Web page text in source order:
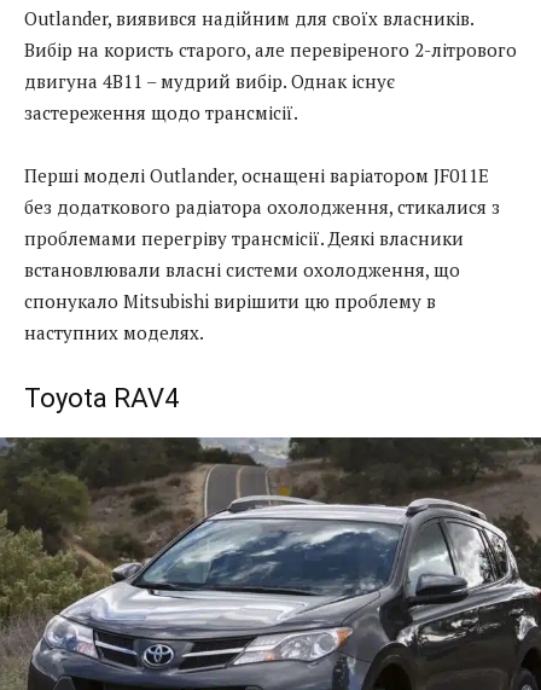
Outlander, виявився надійним для своїх власників.
Вибір на користь старого, але перевіреного 2-літрового
двигуна 4B11 – мудрий вибір. Однак існує
застереження щодо трансмісії.
Перші моделі Outlander, оснащені варіатором JF011E
без додаткового радіатора охолодження, стикалися з
проблемами перегріву трансмісії. Деякі власники
встановлювали власні системи охолодження, що
спонукало Mitsubishi вирішити цю проблему в
наступних моделях.
Toyota RAV4